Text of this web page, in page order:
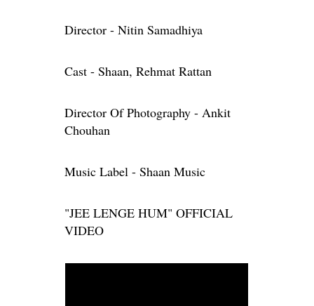
Director - Nitin Samadhiya
Cast - Shaan, Rehmat Rattan
Director Of Photography - Ankit
Chouhan
Music Label - Shaan Music
"JEE LENGE HUM" OFFICIAL
VIDEO